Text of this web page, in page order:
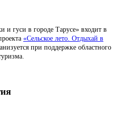
и гуси в городе Тарусе» входит в
«Сельское лето. Отдыхай в
при поддержке областного